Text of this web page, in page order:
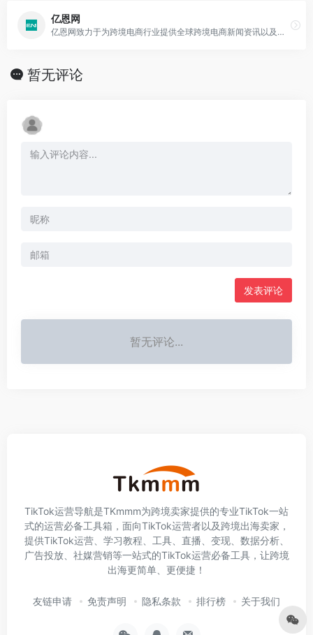
亿恩网
亿恩网致力于为跨境电商行业提供全球跨境电商新闻资讯以及跨境独立站,亚马逊,eBay,Wish,速卖通平台运营营销干货和行业生态新闻的电子商务新媒体平台。
暂无评论
发表评论
暂无评论...
TikTok运营导航是TKmmm为跨境卖家提供的专业TikTok一站
式的运营必备工具箱，面向TikTok运营者以及跨境出海卖家，
提供TikTok运营、学习教程、工具、直播、变现、数据分析、
广告投放、社媒营销等一站式的TikTok运营必备工具，让跨境
出海更简单、更便捷！
友链申请 免责声明 隐私条款 排行榜 关于我们